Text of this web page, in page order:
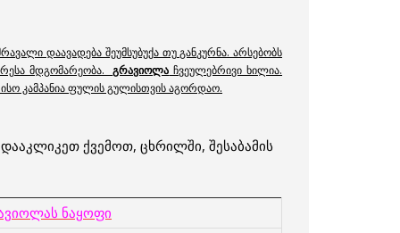
დაავადება შეუმსუბუქა თუ განკურნა. არსებობს
მდგომარეობა.გრავიოლა ჩვეულებრივი ხილია.
კამპანია ფულის გულისთვის აგორდაო.
ქვემოთ, ცხრილში, შესაბამის
ნაყოფი